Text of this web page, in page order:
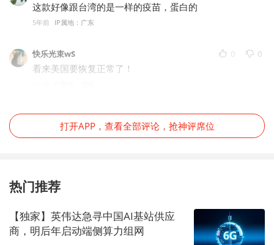
这款好像跟台湾的是一样的疫苗，蛋白的
5年前 IP属地：广东
快乐光束wS 0 0
看来美国要恢复正常了！
打开APP，查看全部评论，抢神评席位
热门推荐
【独家】英伟达急寻中国AI基站供应
商，明后年启动端侧算力组网